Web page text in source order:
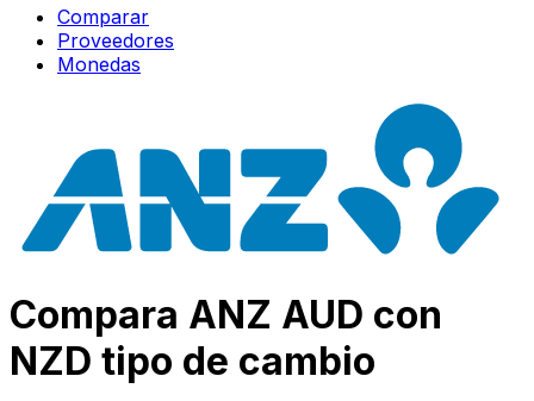
Comparar
Proveedores
Monedas
Compara ANZ AUD con
NZD tipo de cambio